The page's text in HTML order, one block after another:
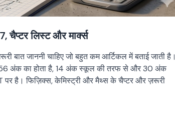
लिस्ट और मार्क्स
बात जाननी चाहिए जो बहुत कम आर्टिकल में बताई जाती है।
56 अंक का होता है, 14 अंक स्कूल की तरफ से और 30 अंक
पर है। फिज़िक्स, केमिस्ट्री और मैथ्स के चैप्टर और ज़रूरी